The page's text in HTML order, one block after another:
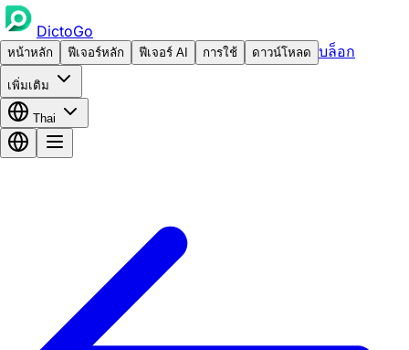
DictoGo
หน้าหลัก ฟีเจอร์หลัก ฟีเจอร์ AI การใช้ ดาวน์โหลด บล็อก
เพิ่มเติม
Thai